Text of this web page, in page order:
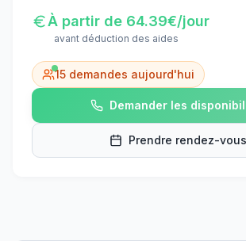
À partir de 64.39€/jour
avant déduction des aides
15 demandes aujourd'hui
Demander les
Prendre rendez-vous